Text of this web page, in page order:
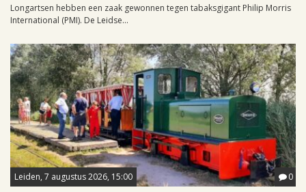
Longartsen hebben een zaak gewonnen tegen tabaksgigant Philip Morris
International (PMI). De Leidse...
Leiden, 7 augustus 2026, 15:00 0